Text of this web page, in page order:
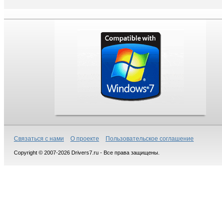
Связаться с нами О проекте Пользовательское соглашение
Copyright © 2007-2026 Drivers7.ru - Все права защищены.